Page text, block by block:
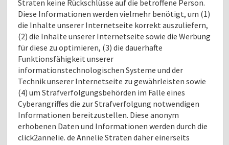
Straten keine Rückschlüsse auf die betroffene Person.
Diese Informationen werden vielmehr benötigt, um (1)
die Inhalte unserer Internetseite korrekt auszuliefern,
(2) die Inhalte unserer Internetseite sowie die Werbung
für diese zu optimieren, (3) die dauerhafte
Funktionsfähigkeit unserer
informationstechnologischen Systeme und der
Technik unserer Internetseite zu gewährleisten sowie
(4) um Strafverfolgungsbehörden im Falle eines
Cyberangriffes die zur Strafverfolgung notwendigen
Informationen bereitzustellen. Diese anonym
erhobenen Daten und Informationen werden durch die
click2annelie. de Annelie Straten daher einerseits